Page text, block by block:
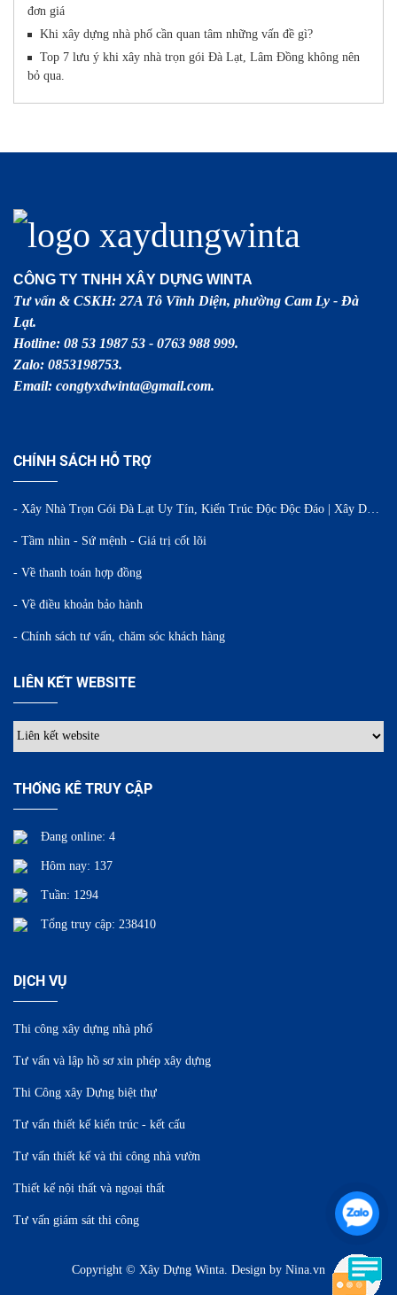
đơn giá
Khi xây dựng nhà phố cần quan tâm những vấn đề gì?
Top 7 lưu ý khi xây nhà trọn gói Đà Lạt, Lâm Đồng không nên
bỏ qua.
CÔNG TY TNHH XÂY DỰNG WINTA
Tư vấn & CSKH: 27A Tô Vĩnh Diện, phường Cam Ly - Đà
Lạt.
Hotline: 08 53 1987 53 - 0763 988 999.
Zalo: 0853198753.
Email: congtyxdwinta@gmail.com.
CHÍNH SÁCH HỖ TRỢ
- Tầm nhìn - Sứ mệnh - Giá trị cốt lõi
- Về thanh toán hợp đồng
- Về điều khoản bảo hành
- Chính sách tư vấn, chăm sóc khách hàng
LIÊN KẾT WEBSITE
THỐNG KÊ TRUY CẬP
Đang online: 4
Hôm nay: 137
Tuần: 1294
Tổng truy cập: 238410
DỊCH VỤ
Thi công xây dựng nhà phố
Tư vấn và lập hồ sơ xin phép xây dựng
Thi Công xây Dựng biệt thự
Tư vấn thiết kế kiến trúc - kết cấu
Tư vấn thiết kế và thi công nhà vườn
Thiết kế nội thất và ngoại thất
Tư vấn giám sát thi công
Copyright © Xây Dựng Winta. Design by Nina.vn